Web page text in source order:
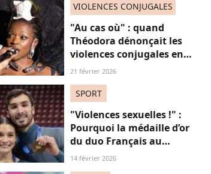
VIOLENCES CONJUGALES
"Au cas où" : quand
Théodora dénonçait les
violences conjugales en
pleine Ligue des
21 février 2026
SPORT
"Violences sexuelles !" :
Pourquoi la médaille d’or
du duo Français au
patinage aux JO fait
14 février 2026